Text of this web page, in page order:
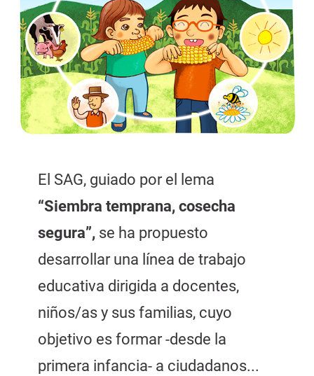
El SAG, guiado por el lema
“Siembra temprana, cosecha
segura”, se ha propuesto
desarrollar una línea de trabajo
educativa dirigida a docentes,
niños/as y sus familias, cuyo
objetivo es formar -desde la
primera infancia- a ciudadanos...